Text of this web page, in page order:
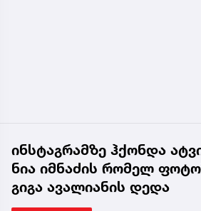
ინსტაგრამზე ჰქონდა
ნია იმნაძის რომელ
გიგა ავალიანის დედა